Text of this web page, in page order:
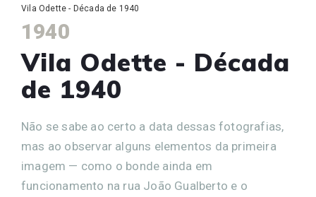
Vila Odette - Década de 1940
1940
Vila Odette - Década
de 1940
Não se sabe ao certo a data dessas fotografias,
mas ao observar alguns elementos da primeira
imagem — como o bonde ainda em
funcionamento na rua João Gualberto e o